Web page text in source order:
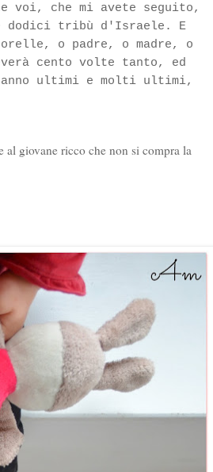
voi, che mi avete seguito,
dodici tribù d'Israele. E
o padre, o madre, o
cento volte tanto, ed
ultimi e molti ultimi,
al giovane ricco che non si compra la